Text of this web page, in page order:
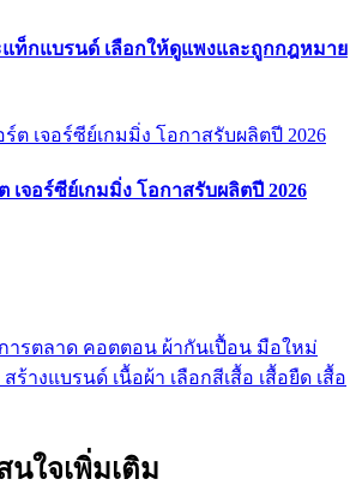
แท็กแบรนด์ เลือกให้ดูแพงและถูกกฎหมาย
เจอร์ซีย์เกมมิ่ง โอกาสรับผลิตปี 2026
การตลาด คอตตอน ผ้ากันเปื้อน มือใหม่
สร้างแบรนด์ เนื้อผ้า เลือกสีเสื้อ เสื้อยืด เสื้อ
ใจเพิ่มเติม